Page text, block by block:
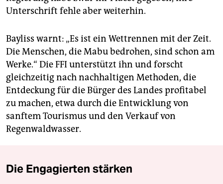
Unterschrift fehle aber weiterhin.
Bayliss warnt: „Es ist ein Wettrennen mit der Zeit.
Die Menschen, die Mabu bedrohen, sind schon am
Werke.“ Die FFI unterstützt ihn und forscht
gleichzeitig nach nachhaltigen Methoden, die
Entdeckung für die Bürger des Landes profitabel
zu machen, etwa durch die Entwicklung von
sanftem Tourismus und den Verkauf von
Regenwaldwasser.
Die Engagierten stärken